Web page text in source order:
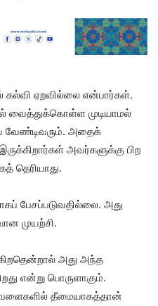
கல்வி ஏறவில்லை என்பார்கள்.
வைத்துக்கொள்ள முடியாமல்
அதைக்
அவர்களுக்கு பிற
தெரியாது.
பேசப்படுவதில்லை. அது
முயற்சி.
அது அந்த
என்று பொருளாகும்.
தீமையாகத்தான்